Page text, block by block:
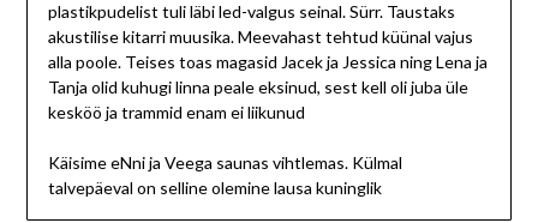
plastikpudelist tuli läbi led-valgus seinal. Sürr. Taustaks
akustilise kitarri muusika. Meevahast tehtud küünal vajus
alla poole. Teises toas magasid Jacek ja Jessica ning Lena ja
Tanja olid kuhugi linna peale eksinud, sest kell oli juba üle
kesköö ja trammid enam ei liikunud
Käisime eNni ja Veega saunas vihtlemas. Külmal
talvepäeval on selline olemine lausa kuninglik